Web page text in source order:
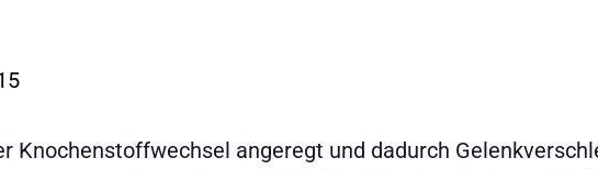
Knochenstoffwechsel angeregt und dadurch